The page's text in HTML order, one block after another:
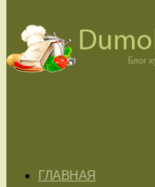
ГЛАВНАЯ